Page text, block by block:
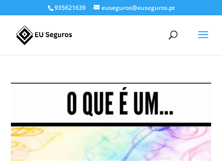
935621639 euseguros@euseguros.pt